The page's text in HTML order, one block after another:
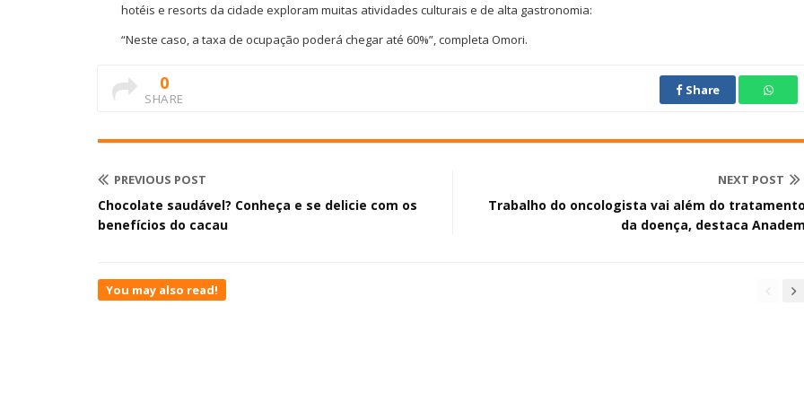
hotéis e resorts da cidade exploram muitas atividades culturais e de alta gastronomia:
“Neste caso, a taxa de ocupação poderá chegar até 60%”, completa Omori.
0
SHARE
Share
PREVIOUS POST
Chocolate saudável? Conheça e se delicie com os
benefícios do cacau
NEXT POST
Trabalho do oncologista vai além do
da doença, destaca
You may also read!